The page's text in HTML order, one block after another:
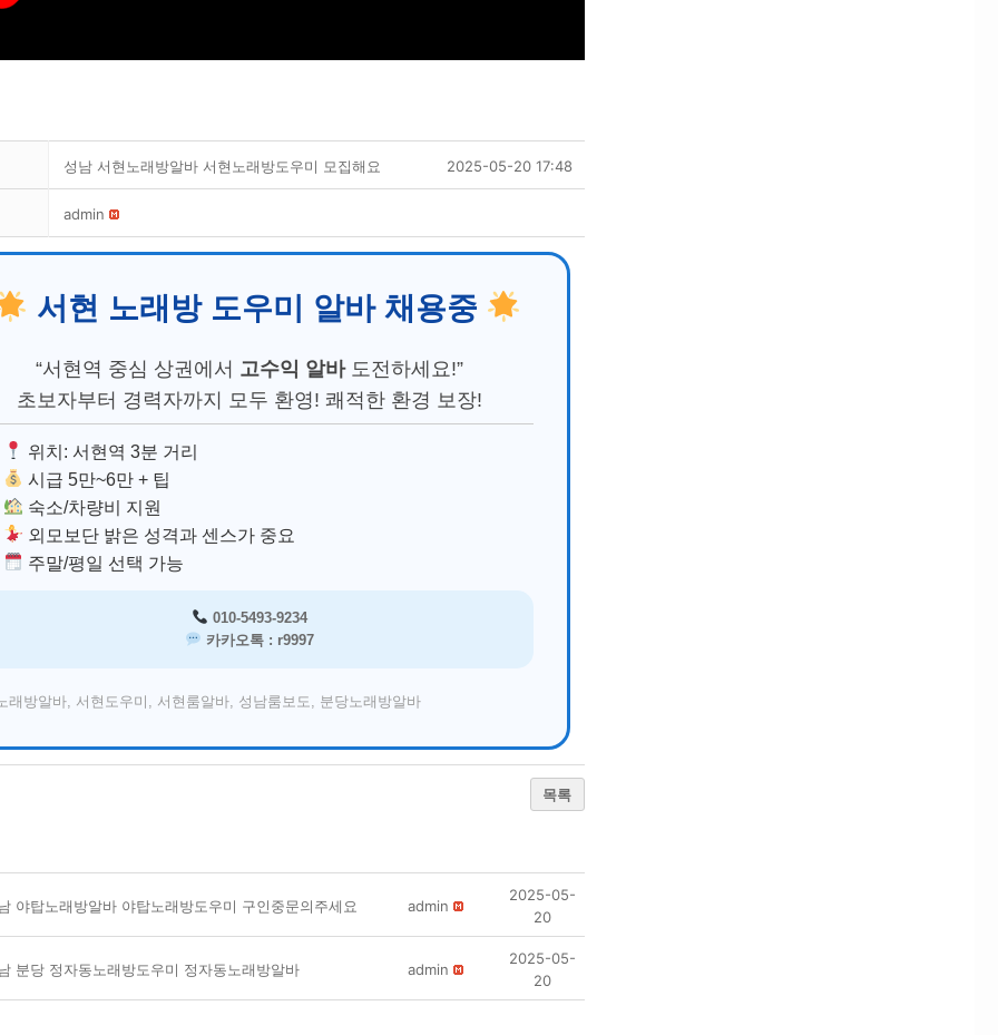
성남 서현노래방알바 서현노래방도우미 모집해요 2025-05-20 17:48
admin
서현 노래방 도우미 알바 채용중
“서현역 중심 상권에서 고수익 알바도전하세요!”
초보자부터 경력자까지 모두 환영! 쾌적한 환경 보장!
위치: 서현역 3분 거리
시급 5만~6만 + 팁
숙소/차량비 지원
외모보단 밝은 성격과 센스가 중요
주말/평일 선택 가능
010-5493-9234
카카오톡 : r9997
래방알바, 서현도우미, 서현룸알바, 성남룸보도, 분당노래방알바
목록
야탑노래방알바 야탑노래방도우미 구인중문의주세요 admin
2025-05-
20
분당 정자동노래방도우미 정자동노래방알바 admin
2025-05-
20